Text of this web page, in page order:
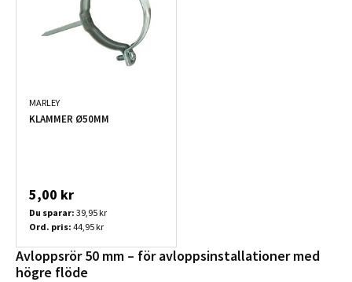
MARLEY
KLAMMER Ø50MM
5,00 kr
Du sparar: 39,95 kr
Ord. pris: 44,95 kr
Avloppsrör 50 mm – för avloppsinstallationer med
högre flöde